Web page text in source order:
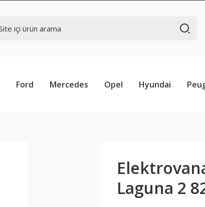
Ford Mercedes Opel Hyundai
Laguna 2